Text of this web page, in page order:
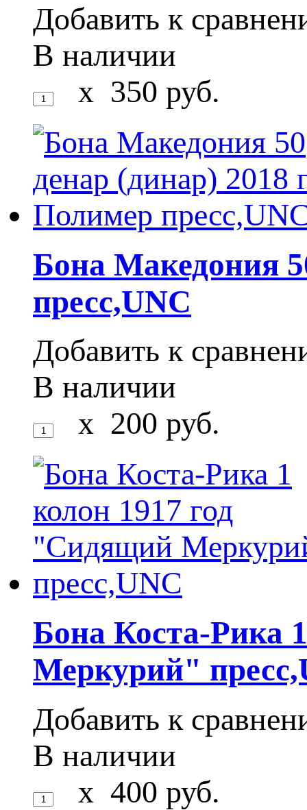
Добавить к
В наличии
x 350 руб.
Бона Македония
пресс,UNC
Добавить к
В наличии
x 200 руб.
Бона Коста-Рика
Меркурий"
Добавить к
В наличии
x 400 руб.